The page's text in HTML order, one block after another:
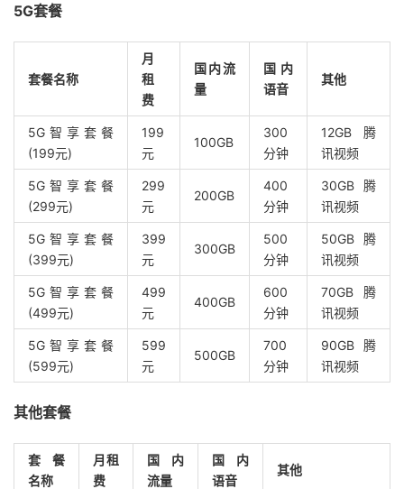
5G套餐
套餐名称
月
租
费
国内流
量
国内
语音
其他
5G智享套餐
(199元)
199
元
100GB
300
分钟
12GB腾
讯视频
5G智享套餐
(299元)
299
元
200GB
400
分钟
30GB腾
讯视频
5G智享套餐
(399元)
399
元
300GB
500
分钟
50GB腾
讯视频
5G智享套餐
(499元)
499
元
400GB
600
分钟
70GB腾
讯视频
5G智享套餐
(599元)
599
元
500GB
700
分钟
90GB腾
讯视频
其他套餐
套餐
名称
月租
费
国内
流量
国内
语音
其他